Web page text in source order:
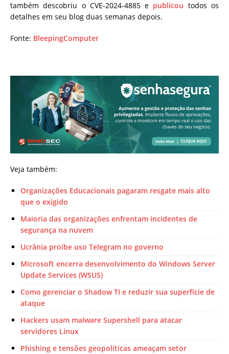
também descobriu o CVE-2024-4885 e publicou todos os
detalhes em seu blog duas semanas depois.
Fonte: BleepingComputer
Veja também:
Organizações Educacionais pagaram resgate mais alto
que o exigido
Maioria das organizações enfrentam incidentes de
segurança na nuvem
Ucrânia proíbe uso Telegram no governo
Microsoft encerra desenvolvimento do Windows Server
Update Services (WSUS)
Como gerenciar o Shadow TI e reduzir sua superfície de
ataque
Hackers usam malware Supershell para atacar
servidores Linux
Phishing e tensões geopolíticas ameaçam setor